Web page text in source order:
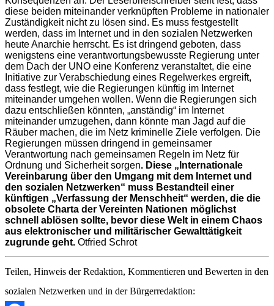
diese beiden miteinander verknüpften Probleme in nationaler
Zuständigkeit nicht zu lösen sind. Es muss festgestellt
werden, dass im Internet und in den sozialen Netzwerken
heute Anarchie herrscht. Es ist dringend geboten, dass
wenigstens eine verantwortungsbewusste Regierung unter
dem Dach der UNO eine Konferenz veranstaltet, die eine
Initiative zur Verabschiedung eines Regelwerkes ergreift,
dass festlegt, wie die Regierungen künftig im Internet
miteinander umgehen wollen. Wenn die Regierungen sich
dazu entschließen könnten, „anständig“ im Internet
miteinander umzugehen, dann könnte man Jagd auf die
Räuber machen, die im Netz kriminelle Ziele verfolgen. Die
Regierungen müssen dringend in gemeinsamer
Verantwortung nach gemeinsamen Regeln im Netz für
Ordnung und Sicherheit sorgen. Diese „Internationale
Vereinbarung über den Umgang mit dem Internet und
den sozialen Netzwerken“ muss Bestandteil einer
künftigen „Verfassung der Menschheit“ werden, die die
obsolete Charta der Vereinten Nationen möglichst
schnell ablösen sollte, bevor diese Welt in einem Chaos
aus elektronischer und militärischer Gewalttätigkeit
zugrunde geht. Otfried Schrot
Teilen, Hinweis der Redaktion, Kommentieren und Bewerten in den
sozialen Netzwerken und in der Bürgerredaktion: